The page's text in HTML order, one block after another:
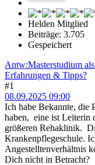
Helden Mitglied
Beiträge: 3.705
Gespeichert
Antw:Masterstudium
Erfahrungen & Tipps?
#1
08.09.2025 09:00
Ich habe Bekannte, die
haben, eine ist Leiterin
größeren Rehaklinik.
Krankenpflegeschule.
Angestelltenverhältnis
Dich nicht in Betracht?